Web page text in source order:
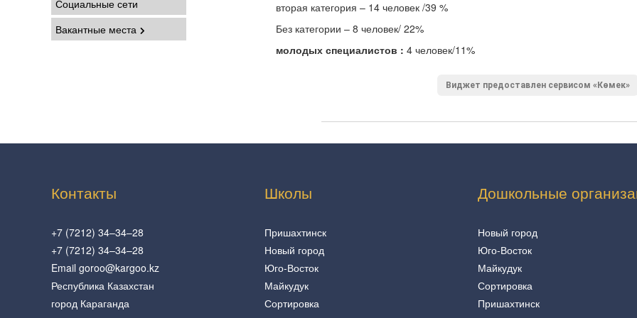
Социальные сети
Вакантные места
вторая категория – 14 человек /39 %
Без категории – 8 человек/ 22%
молодых специалистов : 4 человек/11%
Виджет предоставлен сервисом «Көмек»
Контакты
+7 (7212) 34–34–28
+7 (7212) 34–34–28
Email goroo@kargoo.kz
Республика Казахстан
город Караганда
Школы
Пришахтинск
Новый город
Юго-Восток
Майкудук
Сортировка
Дошкольные
Новый город
Юго-Восток
Майкудук
Сортировка
Пришахтинск